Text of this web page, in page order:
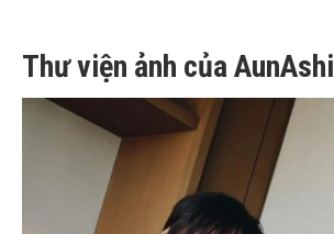
Thư viện ảnh của AunAshi